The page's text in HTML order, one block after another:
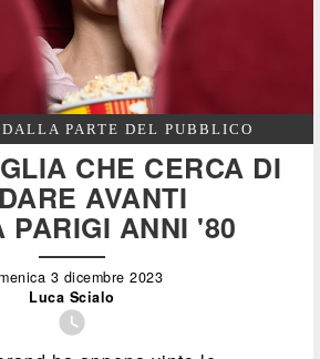
PARTE DEL PUBBLICO
CHE CERCA DI
AVANTI
PARIGI ANNI '80
3 dicembre 2023
Luca Scialo
